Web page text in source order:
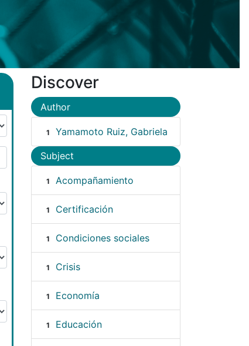
Discover
Author
1 Yamamoto Ruiz, Gabriela
Subject
1 Acompañamiento
1 Certificación
1 Condiciones sociales
1 Crisis
1 Economía
1 Educación